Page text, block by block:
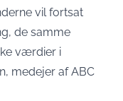
vil fortsat
de samme
værdier i
medejer af ABC